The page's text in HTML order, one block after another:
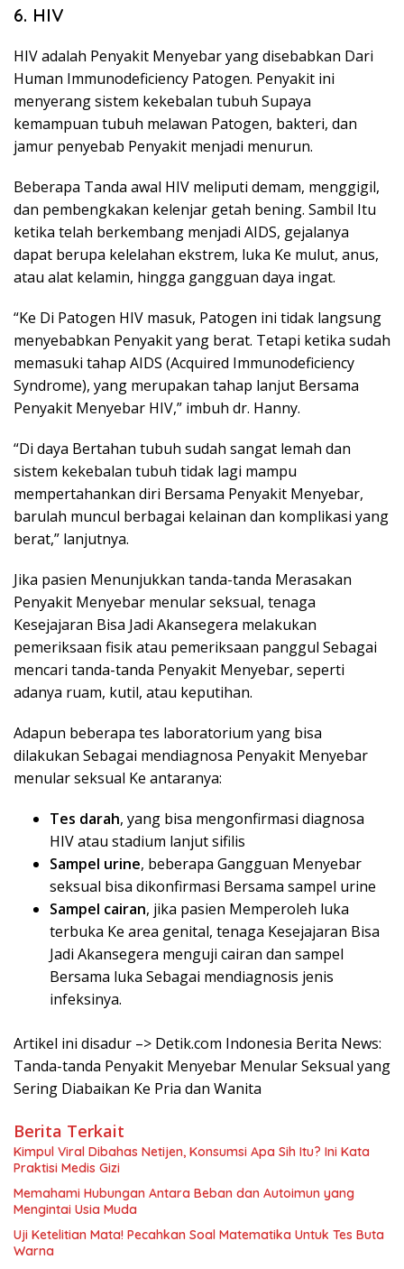
6. HIV
HIV adalah Penyakit Menyebar yang disebabkan Dari
Human Immunodeficiency Patogen. Penyakit ini
menyerang sistem kekebalan tubuh Supaya
kemampuan tubuh melawan Patogen, bakteri, dan
jamur penyebab Penyakit menjadi menurun.
Beberapa Tanda awal HIV meliputi demam, menggigil,
dan pembengkakan kelenjar getah bening. Sambil Itu
ketika telah berkembang menjadi AIDS, gejalanya
dapat berupa kelelahan ekstrem, luka Ke mulut, anus,
atau alat kelamin, hingga gangguan daya ingat.
“Ke Di Patogen HIV masuk, Patogen ini tidak langsung
menyebabkan Penyakit yang berat. Tetapi ketika sudah
memasuki tahap AIDS (Acquired Immunodeficiency
Syndrome), yang merupakan tahap lanjut Bersama
Penyakit Menyebar HIV,” imbuh dr. Hanny.
“Di daya Bertahan tubuh sudah sangat lemah dan
sistem kekebalan tubuh tidak lagi mampu
mempertahankan diri Bersama Penyakit Menyebar,
barulah muncul berbagai kelainan dan komplikasi yang
berat,” lanjutnya.
Jika pasien Menunjukkan tanda-tanda Merasakan
Penyakit Menyebar menular seksual, tenaga
Kesejajaran Bisa Jadi Akansegera melakukan
pemeriksaan fisik atau pemeriksaan panggul Sebagai
mencari tanda-tanda Penyakit Menyebar, seperti
adanya ruam, kutil, atau keputihan.
Adapun beberapa tes laboratorium yang bisa
dilakukan Sebagai mendiagnosa Penyakit Menyebar
menular seksual Ke antaranya:
Tes darah, yang bisa mengonfirmasi diagnosa
HIV atau stadium lanjut sifilis
Sampel urine, beberapa Gangguan Menyebar
seksual bisa dikonfirmasi Bersama sampel urine
Sampel cairan, jika pasien Memperoleh luka
terbuka Ke area genital, tenaga Kesejajaran Bisa
Jadi Akansegera menguji cairan dan sampel
Bersama luka Sebagai mendiagnosis jenis
infeksinya.
Artikel ini disadur –> Detik.com Indonesia Berita News:
Tanda-tanda Penyakit Menyebar Menular Seksual yang
Sering Diabaikan Ke Pria dan Wanita
Berita Terkait
Kimpul Viral Dibahas Netijen, Konsumsi Apa Sih Itu? Ini Kata
Praktisi Medis Gizi
Memahami Hubungan Antara Beban dan Autoimun yang
Mengintai Usia Muda
Uji Ketelitian Mata! Pecahkan Soal Matematika Untuk Tes Buta
Warna